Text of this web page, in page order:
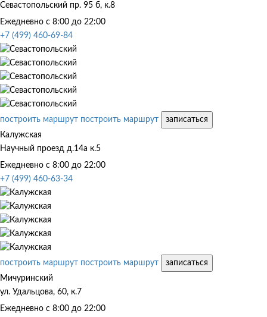
Севастопольский пр. 95 б, к.8
Ежедневно с 8:00 до 22:00
+7 (499) 460-69-84
построить маршрут построить маршрут
записаться
Калужская
Научный проезд д.14а к.5
Ежедневно с 8:00 до 22:00
+7 (499) 460-63-34
построить маршрут построить маршрут
записаться
Мичуринский
ул. Удальцова, 60, к.7
Ежедневно с 8:00 до 22:00